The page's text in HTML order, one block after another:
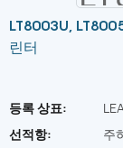
LT8003U,
린터
등록 상표:
선적항:
주